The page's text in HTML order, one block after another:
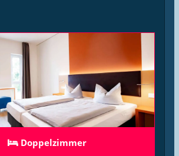
Doppelzimmer